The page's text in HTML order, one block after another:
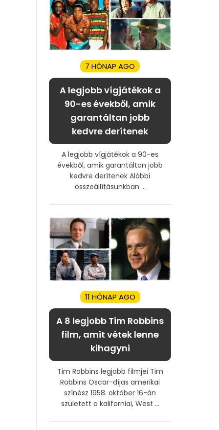
7 HÓNAP AGO
A legjobb vígjátékok a
90-es évekből, amik
garantáltan jobb
kedvre derítenek
A legjobb vígjátékok a 90-es
évekből, amik garantáltan jobb
kedvre derítenek Alábbi
összeállításunkban ...
11 HÓNAP AGO
A 8 legjobb Tim Robbins
film, amit vétek lenne
kihagyni
Tim Robbins legjobb filmjei Tim
Robbins Oscar-díjas amerikai
színész 1958. október 16-án
született a kaliforniai, West ...